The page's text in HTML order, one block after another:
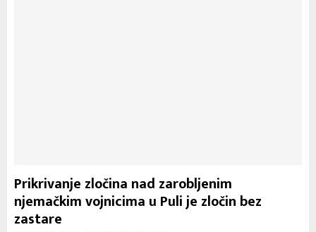
Prikrivanje zločina nad zarobljenim
njemačkim vojnicima u Puli je zločin bez
zastare